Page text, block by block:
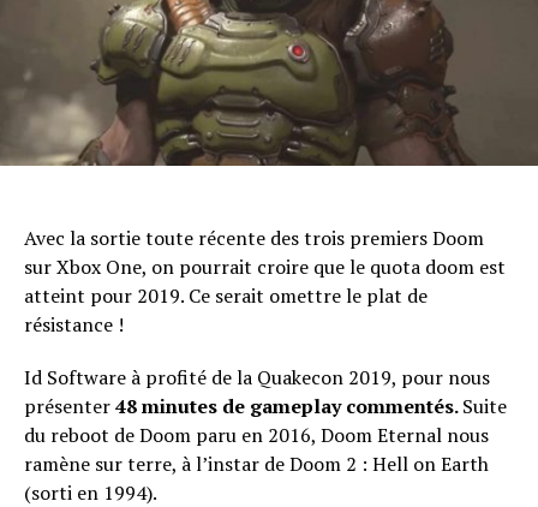
Avec la sortie toute récente des trois premiers Doom
sur Xbox One, on pourrait croire que le quota doom est
atteint pour 2019. Ce serait omettre le plat de
résistance !
Id Software à profité de la Quakecon 2019, pour nous
présenter48 minutes de gameplay commentés.Suite
du reboot de Doom paru en 2016, Doom Eternal nous
ramène sur terre, à l’instar de Doom 2 : Hell on Earth
(sorti en 1994).